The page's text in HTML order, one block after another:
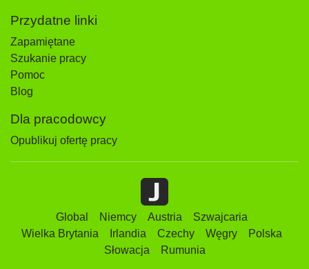
Przydatne linki
Zapamiętane
Szukanie pracy
Pomoc
Blog
Dla pracodowcy
Opublikuj ofertę pracy
Global Niemcy Austria
Szwajcaria
Wielka Brytania
Irlandia Czechy Węgry
Polska
Słowacja
Rumunia